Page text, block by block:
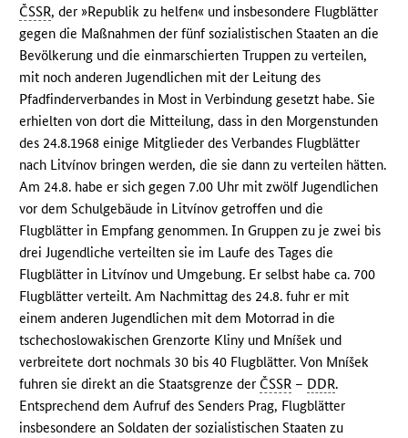
ČSSR, der »Republik zu helfen« und insbesondere Flugblätter
gegen die Maßnahmen der fünf sozialistischen Staaten an die
Bevölkerung und die einmarschierten Truppen zu verteilen,
mit noch anderen Jugendlichen mit der Leitung des
Pfadfinderverbandes in Most in Verbindung gesetzt habe. Sie
erhielten von dort die Mitteilung, dass in den Morgenstunden
des 24.8.1968 einige Mitglieder des Verbandes Flugblätter
nach Litvínov bringen werden, die sie dann zu verteilen hätten.
Am 24.8. habe er sich gegen 7.00 Uhr mit zwölf Jugendlichen
vor dem Schulgebäude in Litvínov getroffen und die
Flugblätter in Empfang genommen. In Gruppen zu je zwei bis
drei Jugendliche verteilten sie im Laufe des Tages die
Flugblätter in Litvínov und Umgebung. Er selbst habe ca. 700
Flugblätter verteilt. Am Nachmittag des 24.8. fuhr er mit
einem anderen Jugendlichen mit dem Motorrad in die
tschechoslowakischen Grenzorte Kliny und Mníšek und
verbreitete dort nochmals 30 bis 40 Flugblätter. Von Mníšek
fuhren sie direkt an die Staatsgrenze der ČSSR – DDR.
Entsprechend dem Aufruf des Senders Prag, Flugblätter
insbesondere an Soldaten der sozialistischen Staaten zu